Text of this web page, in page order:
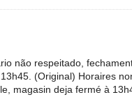
não respeitado,
(Original) Horaires
magasin deja fermé à